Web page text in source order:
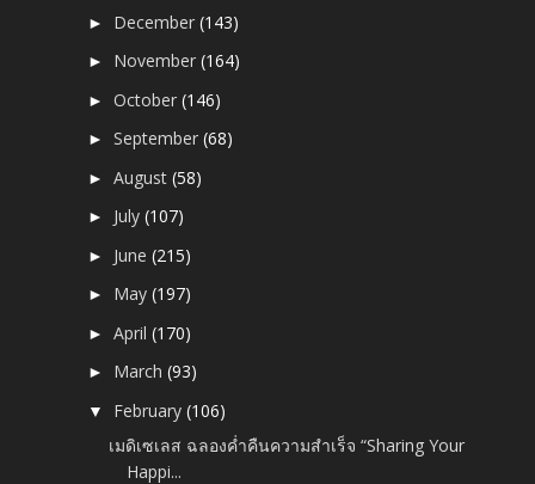
► December(143)
► November(164)
►October(146)
►September(68)
►August(58)
► July(107)
► June(215)
► May(197)
►April(170)
► March(93)
▼ February(106)
เมดิเซเลส ฉลองค่ำคืนความสำเร็จ “Sharing Your
Happi...